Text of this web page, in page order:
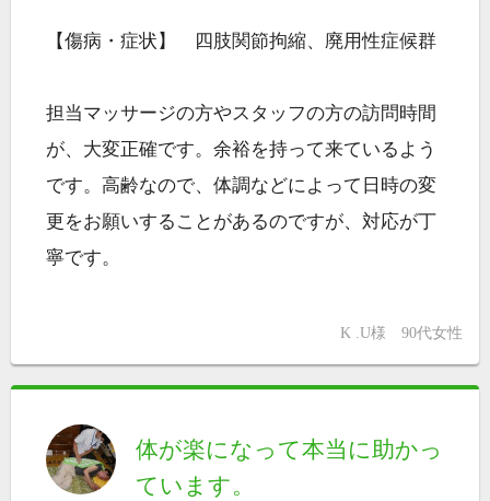
【傷病・症状】 四肢関節拘縮、廃用性症候群
担当マッサージの方やスタッフの方の訪問時間
が、大変正確です。余裕を持って来ているよう
です。高齢なので、体調などによって日時の変
更をお願いすることがあるのですが、対応が丁
寧です。
K .U様 90代女性
体が楽になって本当に助かっ
ています。